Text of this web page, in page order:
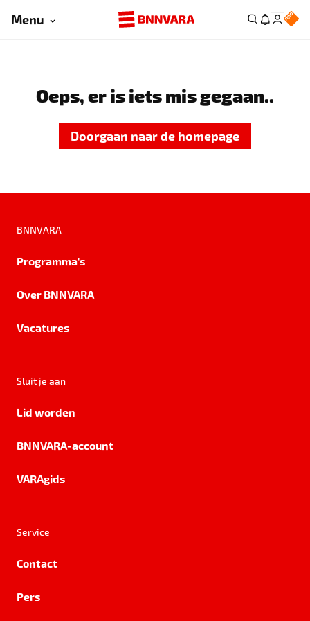
Menu
Oeps, er is iets mis gegaan..
Doorgaan naar de homepage
BNNVARA
Programma's
Over BNNVARA
Vacatures
Sluit je aan
Lid worden
BNNVARA-account
VARAgids
Service
Contact
Pers